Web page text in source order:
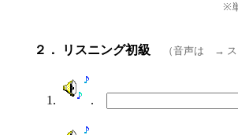
※
２． リスニング初級 （音声は → ス
1. .